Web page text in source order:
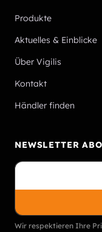
Produkte
Aktuelles & Einblicke
Über Vigilis
Kontakt
Händler finden
NEWSLETTER
Wir respektieren Ihre